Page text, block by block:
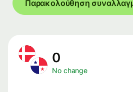
Παρακολούθηση
0
No change